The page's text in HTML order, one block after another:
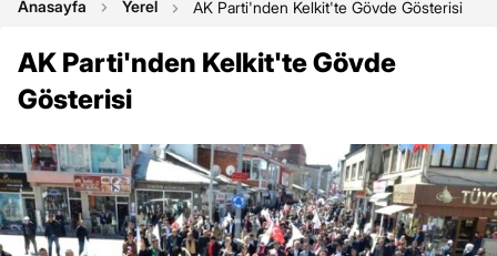
Anasayfa Yerel AK Parti'nden Kelkit'te Gövde Gösterisi
AK Parti'nden Kelkit'te Gövde
Gösterisi